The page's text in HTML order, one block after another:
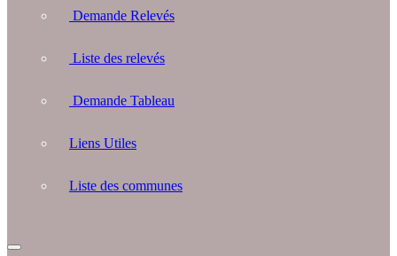
Demande Relevés
Liste des relevés
Demande Tableau
Liens Utiles
Liste des communes